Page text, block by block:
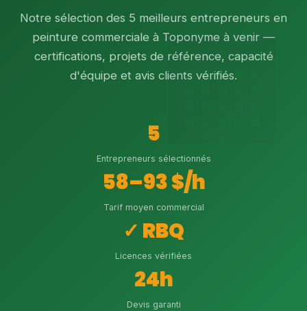
Notre sélection des 5 meilleurs entrepreneurs en
peinture commerciale à Toponyme à venir —
certifications, projets de référence, capacité
d'équipe et avis clients vérifiés.
5
Entrepreneurs sélectionnés
58–93 $/h
Tarif moyen commercial
✓ RBQ
Licences vérifiées
24h
Devis garanti